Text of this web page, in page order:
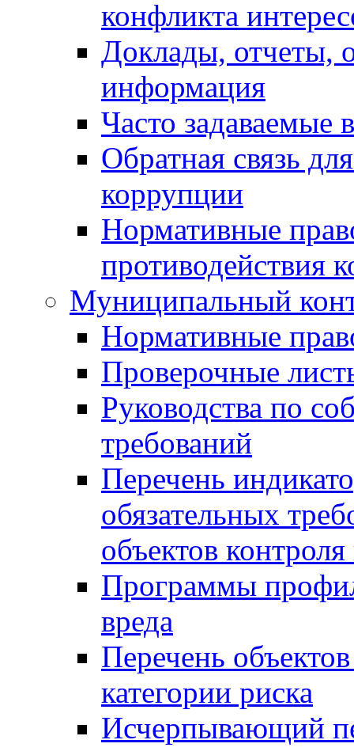
конфликта
Доклады, отчеты,
информация
Часто задаваемые
Обратная связь
коррупции
Нормативные
противодействия
Муниципальный
Нормативные
Проверочные
Руководства по
требований
Перечень
обязательных
объектов
Программы
вреда
Перечень
категории риска
Исчерпывающий